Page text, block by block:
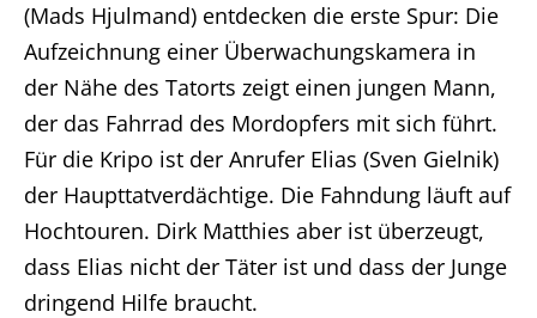
(Mads Hjulmand) entdecken die erste Spur: Die
Aufzeichnung einer Überwachungskamera in
der Nähe des Tatorts zeigt einen jungen Mann,
der das Fahrrad des Mordopfers mit sich führt.
Für die Kripo ist der Anrufer Elias (Sven Gielnik)
der Haupttatverdächtige. Die Fahndung läuft auf
Hochtouren. Dirk Matthies aber ist überzeugt,
dass Elias nicht der Täter ist und dass der Junge
dringend Hilfe braucht.